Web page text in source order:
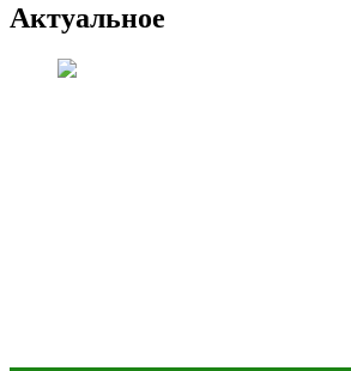
Актуальное